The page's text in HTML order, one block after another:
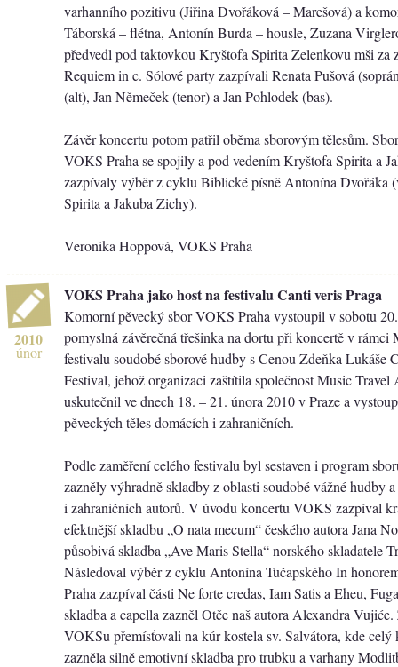
varhanního pozitivu (Jiřina Dvořáková – Marešová) a
Táborská – flétna, Antonín Burda – housle, Zuzana
předvedl pod taktovkou Kryštofa Spirita Zelenkovu mši za
Requiem in c. Sólové party zazpívali Renata Pušová
(alt), Jan Němeček (tenor) a Jan Pohlodek (bas).
Závěr koncertu potom patřil oběma sborovým tělesům.
VOKS Praha se spojily a pod vedením Kryštofa Spirita a
zazpívaly výběr z cyklu Biblické písně Antonína Dvořáka
Spirita a Jakuba Zichy).
Veronika Hoppová, VOKS Praha
2010
únor
VOKS Praha jako host na festivalu Canti veris Praga
Komorní pěvecký sbor VOKS Praha vystoupil v sobotu
pomyslná závěrečná třešinka na dortu při koncertě v rámci
festivalu soudobé sborové hudby s Cenou Zdeňka Lukáše
Festival, jehož organizaci zaštítila společnost Music Travel
uskutečnil ve dnech 18. – 21. února 2010 v Praze a
pěveckých těles domácích i zahraničních.
Podle zaměření celého festivalu byl sestaven i program
zazněly výhradně skladby z oblasti soudobé vážné hudby
i zahraničních autorů. V úvodu koncertu VOKS zazpíval
efektnější skladbu „O nata mecum“ českého autora Jana
působivá skladba „Ave Maris Stella“ norského skladatele
Následoval výběr z cyklu Antonína Tučapského In
Praha zazpíval části Ne forte credas, Iam Satis a Eheu,
skladba a capella zazněl Otče naš autora Alexandra
VOKSu přemísťovali na kúr kostela sv. Salvátora, kde celý
zazněla silně emotivní skladba pro trubku a varhany